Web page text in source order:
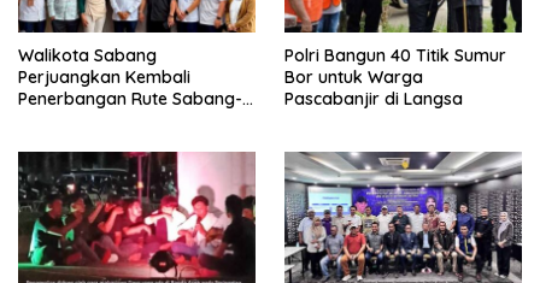
Walikota Sabang
Perjuangkan Kembali
Penerbangan Rute Sabang-
Polri Bangun 40 Titik Sumur
Bor untuk Warga
Pascabanjir di Langsa